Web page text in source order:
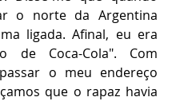
o norte da Argentina
ligada. Afinal, eu era
de Coca-Cola". Com
o meu endereço
que o rapaz havia